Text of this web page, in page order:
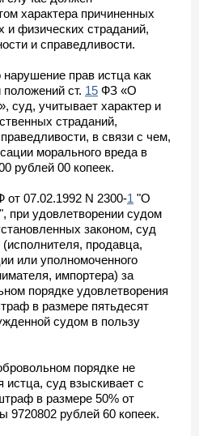
характера причиненных
и физических страданий,
и справедливости.
прав истца как
ст. 15 ФЗ «О
суд, учитывает характер и
страданий,
в связи с чем,
морального вреда в
рублей 00 копеек.
от 07.02.1992 N 2300-1 "О
при удовлетворении судом
законом, суд
(исполнителя, продавца,
или уполномоченного
импортера) за
порядке удовлетворения
в размере пятьдесят
судом в пользу
порядке не
истца, суд взыскивает с
в размере 50% от
рублей 60 копеек.